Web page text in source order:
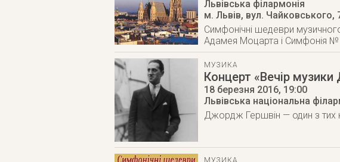
Львівська філармонія
м. Львів, вул. Чайковського,
Симфонічні шедеври
Адамея Моцарта і Симфонія
МУЗИКА
Концерт «Вечір
18 березня 2016, 19:00
Львівська національна
Джордж Гершвін — один з тих
МУЗИКА